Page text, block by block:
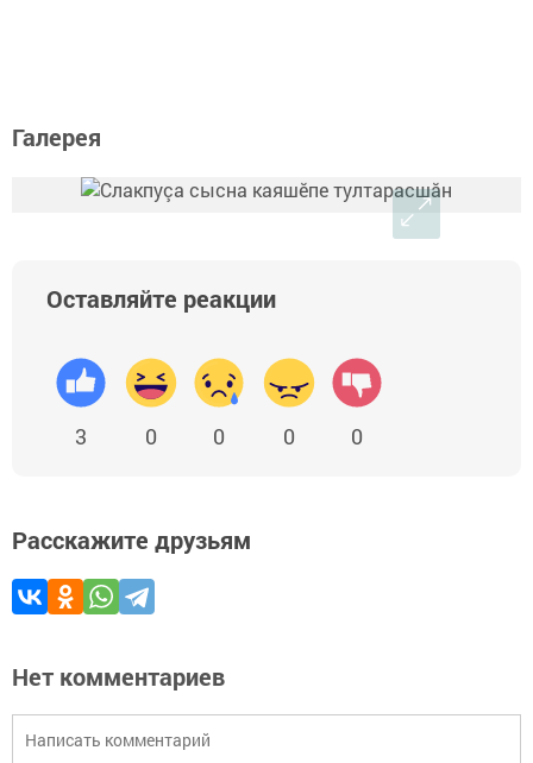
Галерея
Оставляйте реакции
3 0 0 0 0
Расскажите друзьям
Нет комментариев